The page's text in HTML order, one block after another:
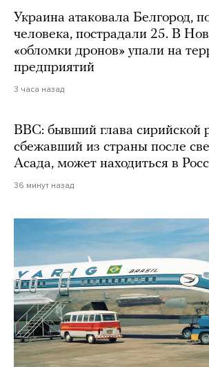
Украина атаковала Белгород,
человека, пострадали 25. В
«обломки дронов» упали на
предприятий
3 часа назад
BBC: бывший глава сирийской
сбежавший из страны после
Асада, может находиться в
36 минут назад